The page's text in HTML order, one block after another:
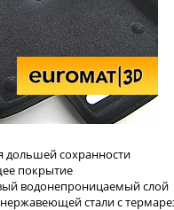
дольшей сохранности
покрытие
водонепроницаемый слой
стали с